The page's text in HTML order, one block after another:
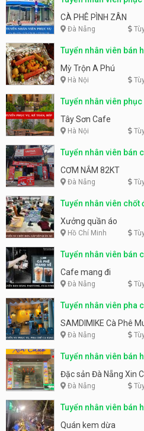
CÀ PHÊ PÌNH ZÂN
Đà Nẵng
Tuyển nhân viên bán
Mỳ Trộn A Phú
Hà Nội
Tuyển nhân viên
Tây Sơn Cafe
Hà Nội
Tuyển nhân viên bán
CƠM NẮM 82KT
Đà Nẵng
Tuyển nhân viên
Xưởng quần áo
Hồ Chí Minh
Tuyển nhân viên
Cafe mang đi
Đà Nẵng
Tuyển nhân viên pha
SAMDIMIKE Cà Phê
Đà Nẵng
Tuyển nhân viên bán
Nẵng
Đặc sản Đà Nẵng Xin
Đà Nẵng
Tuyển nhân viên bán
Quán kem dừa